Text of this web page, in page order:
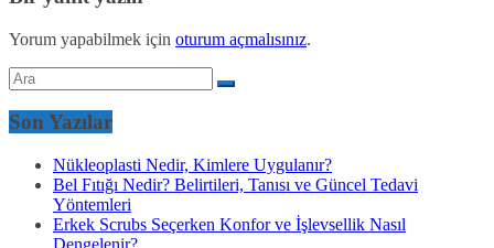
Yorum yapabilmek için oturum açmalısınız.
Son Yazılar
Nükleoplasti Nedir, Kimlere Uygulanır?
Bel Fıtığı Nedir? Belirtileri, Tanısı ve Güncel Tedavi
Yöntemleri
Erkek Scrubs Seçerken Konfor ve İşlevsellik Nasıl
Dengelenir?